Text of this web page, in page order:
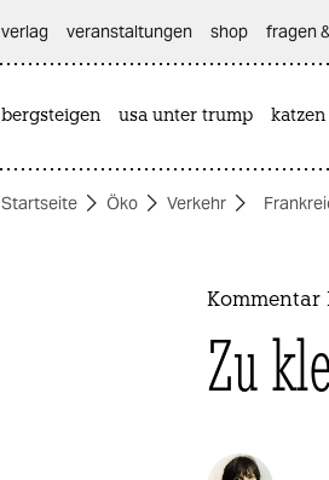
themen
verlag
veranstaltungen shop fragen
bergsteigen usa unter trump katzen
Startseite Öko Verkehr
Kommentar
Zu